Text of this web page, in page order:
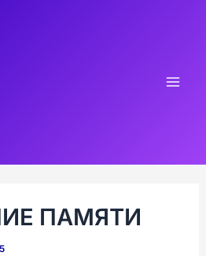
ПАМЯТИ